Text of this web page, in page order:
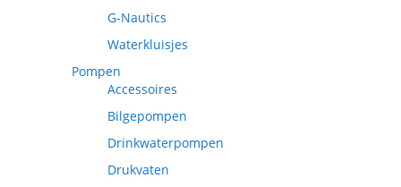
G-Nautics
Waterkluisjes
Pompen
Accessoires
Bilgepompen
Drinkwaterpompen
Drukvaten